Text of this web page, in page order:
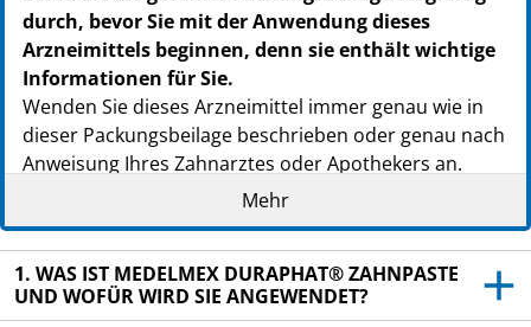
durch, bevor Sie mit der Anwendung dieses
Arzneimittels beginnen, denn sie enthält wichtige
Informationen für Sie.
Wenden Sie dieses Arzneimittel immer genau wie in
dieser Packungsbeilage beschrieben oder genau nach
Anweisung Ihres Zahnarztes oder Apothekers an.
Heben Sie die Packungsbeilage auf. Vielleicht
möchten Sie diese später nochmals lesen.
Fragen Sie Ihren Apotheker, wenn Sie weitere
Informationen oder einen Rat benötigen.
Mehr
1. WAS IST MEDELMEX DURAPHAT® ZAHNPASTE
UND WOFÜR WIRD SIE ANGEWENDET?